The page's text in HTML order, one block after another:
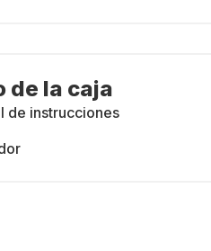
de la caja
de instrucciones